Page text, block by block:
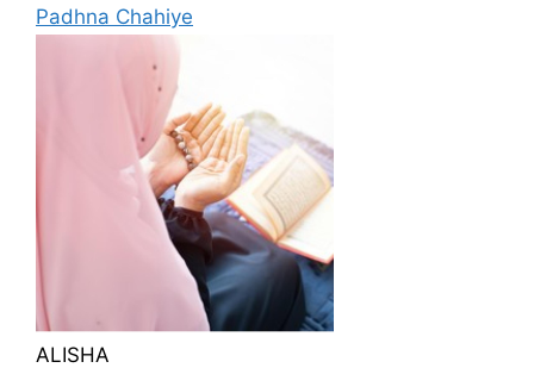
Padhna Chahiye
ALISHA